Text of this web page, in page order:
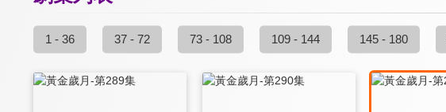
1 - 36 37 - 72 73 - 108 109 - 144 145 - 180